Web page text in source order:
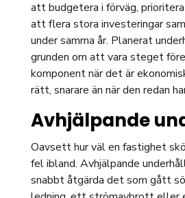
att budgetera i förväg,
att flera stora investeringar
under samma år. Planerat
grunden om att vara steget
komponent när det är
rätt, snarare än när den redan
Avhjälpande
Oavsett hur väl en fastighet
fel ibland. Avhjälpande
snabbt åtgärda det som gått